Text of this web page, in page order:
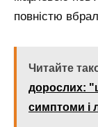
повністю
Читайте
дорослих:
симптоми і